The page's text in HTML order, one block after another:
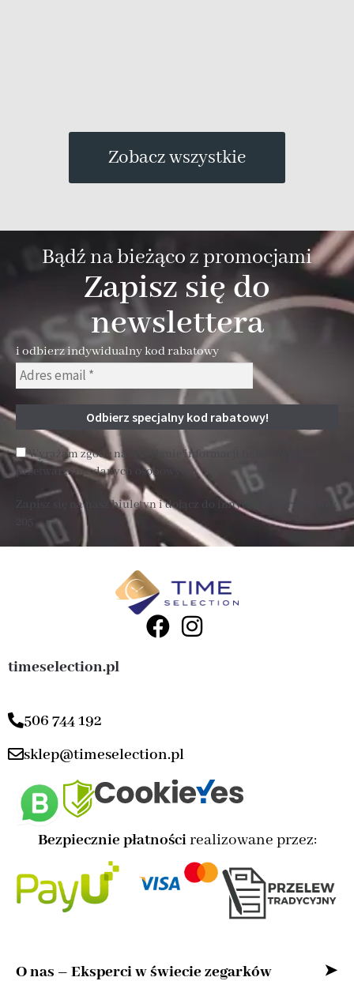
Zobacz wszystkie
Bądź na bieżąco z promocjami
Zapisz się do
newslettera
i odbierz indywidualny kod rabatowy
Wyrażam zgodę na wysyłanie informacji handlowej i
przetwarzanie danych osobowych
Zapisz się na nasz biuletyn i dołącz do innych subskrybentów
timeselection.pl
506 744 192
sklep@timeselection.pl
Bezpiecznie płatnościrealizowane przez:
O nas – Eksperci w świecie zegarków